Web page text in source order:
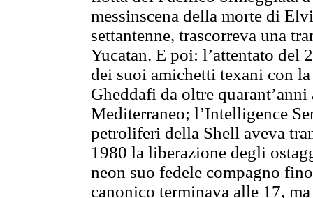
messinscena della morte di
settantenne, trascorreva una
Yucatan. E poi: l’attentato del
dei suoi amichetti texani con
Gheddafi da oltre
Mediterraneo; l’Intelligence
petroliferi della Shell aveva
1980 la liberazione degli
neon suo fedele compagno
canonico terminava alle 17,